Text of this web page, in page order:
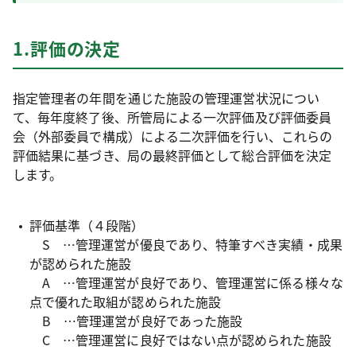
1.評価の決定
指定管理者の年間を通じた施設の管理運営状況につい
て、毎年度終了後、所管局による一次評価及び評価委員
会（外部委員で構成）による二次評価を行い、これらの
評価結果に基づき、局の最終評価として総合評価を決定
します。
評価基準（４段階）
S …管理運営が優良であり、特筆すべき実績・成果
が認められた施設
A …管理運営が良好であり、管理運営に係る様々な
点で優れた取組が認められた施設
B …管理運営が良好であった施設
C …管理運営に良好ではない点が認められた施設